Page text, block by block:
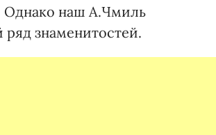
Однако наш А.Чмиль
знаменитостей.